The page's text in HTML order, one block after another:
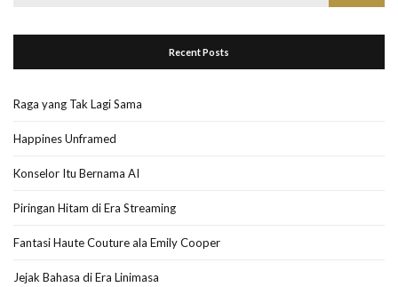
Recent Posts
Raga yang Tak Lagi Sama
Happines Unframed
Konselor Itu Bernama AI
Piringan Hitam di Era Streaming
Fantasi Haute Couture ala Emily Cooper
Jejak Bahasa di Era Linimasa